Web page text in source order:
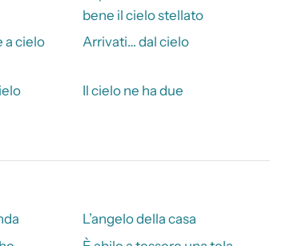
bene il cielo stellato
a cielo
Arrivati… dal cielo
Il cielo ne ha due
L’angelo della casa